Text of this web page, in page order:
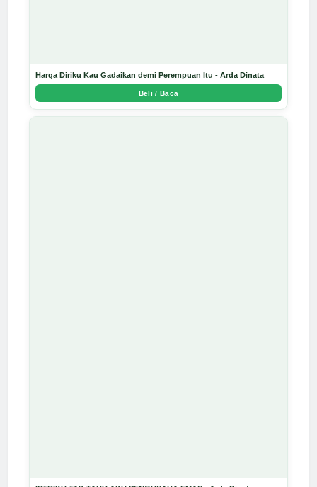
Harga Diriku Kau Gadaikan demi Perempuan Itu - Arda Dinata
Beli / Baca